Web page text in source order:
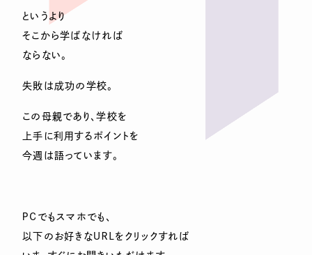
というより
そこから学ばなければ
ならない。
失敗は成功の学校。
この母親であり、学校を
上手に利用するポイントを
今週は語っています。
ＰＣでもスマホでも、
以下のお好きなＵＲＬをクリックすれば